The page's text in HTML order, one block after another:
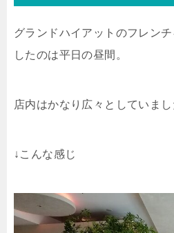
グランドハイアットのフレン
したのは平日の昼間。
店内はかなり広々としていま
↓こんな感じ